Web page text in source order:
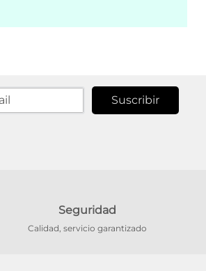
Suscribir
Seguridad
Calidad, servicio garantizado